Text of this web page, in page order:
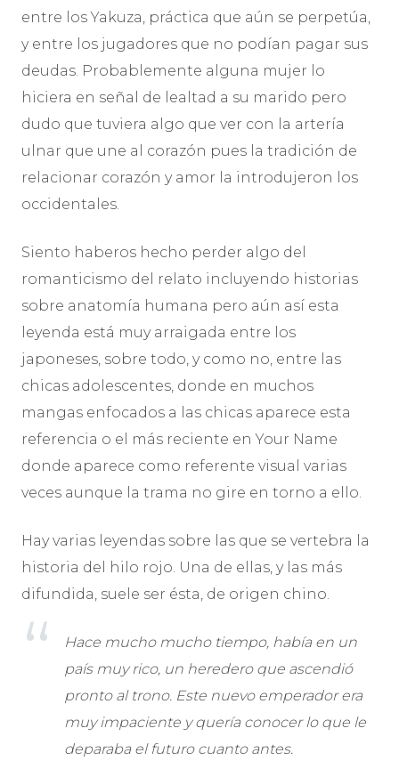
entre los Yakuza, práctica que aún se perpetúa,
y entre los jugadores que no podí­an pagar sus
deudas. Probablemente alguna mujer lo
hiciera en señal de lealtad a su marido pero
dudo que tuviera algo que ver con la arterí­a
ulnar que une al corazón pues la tradición de
relacionar corazón y amor la introdujeron los
occidentales.
Siento haberos hecho perder algo del
romanticismo del relato incluyendo historias
sobre anatomía humana pero aún así esta
leyenda está muy arraigada entre los
japoneses, sobre todo, y como no, entre las
chicas adolescentes, donde en muchos
mangas enfocados a las chicas aparece esta
referencia o el más reciente en Your Name
donde aparece como referente visual varias
veces aunque la trama no gire en torno a ello.
Hay varias leyendas sobre las que se ­vertebra la
historia del hilo rojo. Una de ellas, y las más
difundida, suele ser ésta, de origen chino.
Hace mucho mucho tiempo, había en un
país muy rico, un heredero que ascendió
pronto al trono. Este nuevo emperador era
muy impaciente y quería conocer lo que le
deparaba el futuro cuanto antes.